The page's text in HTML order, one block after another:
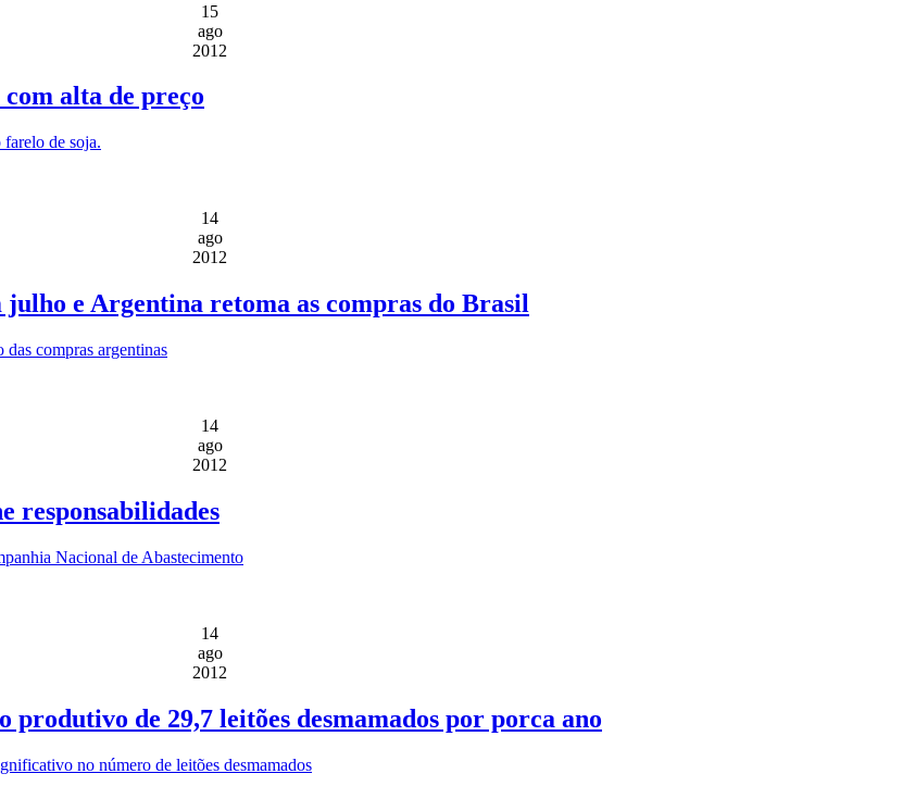
15
ago
2012
alta de preço
de soja.
14
ago
2012
e Argentina retoma as compras do Brasil
compras argentinas
14
ago
2012
responsabilidades
Nacional de Abastecimento
14
ago
2012
de 29,7 leitões desmamados por porca ano
no número de leitões desmamados